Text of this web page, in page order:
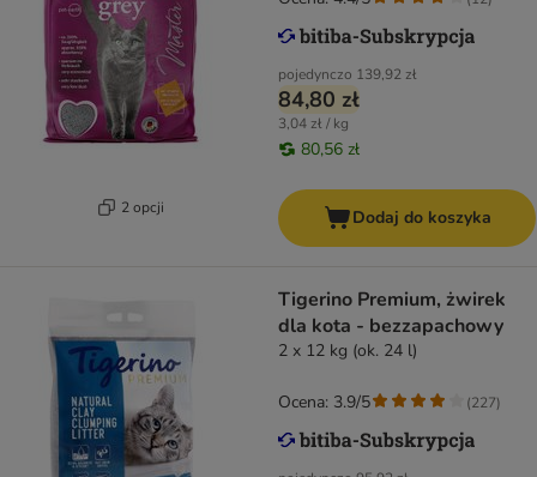
2 opcji
pojedynczo 139,92 zł
84,80 zł
3,04 zł / kg
80,56 zł
Dodaj do koszyka
Tigerino Premium, żwirek
dla kota - bezzapachowy
2 x 12 kg (ok. 24 l)
Ocena: 3.9/5 (227)